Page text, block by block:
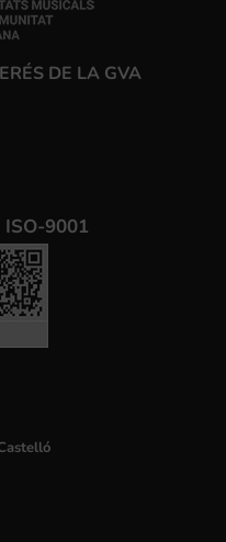
DE LA GVA
ISO-9001